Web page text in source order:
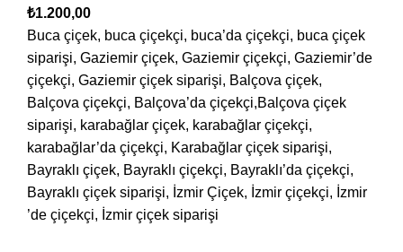
₺1.200,00
Buca çiçek, buca çiçekçi, buca’da çiçekçi, buca çiçek
siparişi, Gaziemir çiçek, Gaziemir çiçekçi, Gaziemir’de
çiçekçi, Gaziemir çiçek siparişi, Balçova çiçek,
Balçova çiçekçi, Balçova’da çiçekçi,Balçova çiçek
siparişi, karabağlar çiçek, karabağlar çiçekçi,
karabağlar’da çiçekçi, Karabağlar çiçek siparişi,
Bayraklı çiçek, Bayraklı çiçekçi, Bayraklı’da çiçekçi,
Bayraklı çiçek siparişi, İzmir Çiçek, İzmir çiçekçi, İzmir
’de çiçekçi, İzmir çiçek siparişi